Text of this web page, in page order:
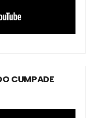
CUMPADE